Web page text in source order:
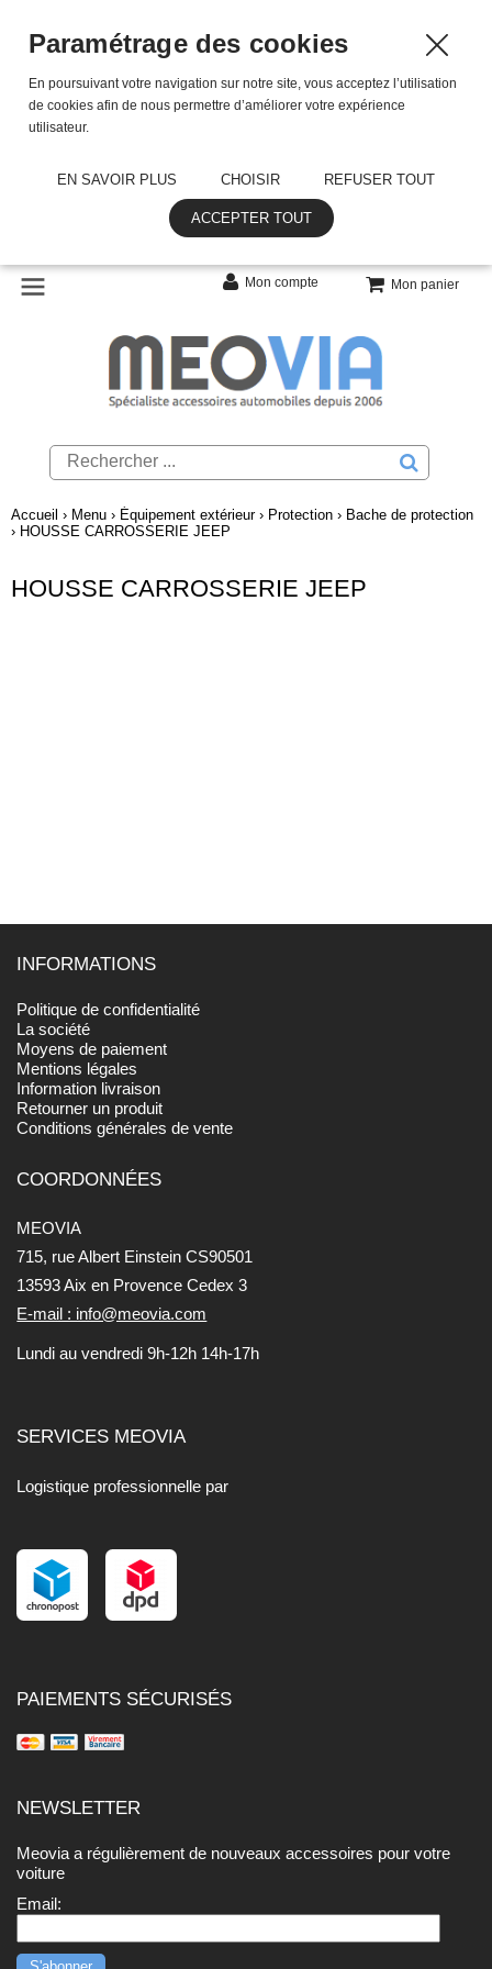
Mon compte Mon panier
Accueil › Menu › Équipement extérieur› Protection › Bache de protection
› HOUSSE CARROSSERIE JEEP
HOUSSE CARROSSERIE JEEP
INFORMATIONS
Politique de confidentialité
La société
Moyens de paiement
Mentions légales
Information livraison
Retourner un produit
Conditions générales de vente
COORDONNÉES
MEOVIA
715, rue Albert Einstein CS90501
13593 Aix en Provence Cedex 3
E-mail : info@meovia.com
Lundi au vendredi 9h-12h 14h-17h
SERVICES MEOVIA
Logistique professionnelle par
PAIEMENTS SÉCURISÉS
NEWSLETTER
Meovia a régulièrement de nouveaux accessoires pour votre
voiture
Email:
Paramétrage des cookies
En poursuivant votre navigation sur notre site, vous acceptez l’utilisation
de cookies afin de nous permettre d’améliorer votre expérience
utilisateur.
EN SAVOIR PLUS CHOISIR REFUSER TOUT
ACCEPTER TOUT